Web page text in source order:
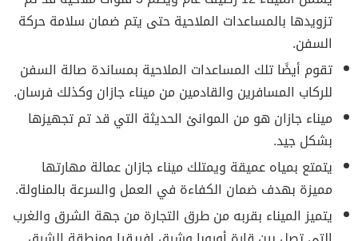
تزويدها بالمساعدات الملاحية حتى يتم ضمان سلامة حركة
السفن.
تقوم أيضًا تلك المساعدات الملاحية بمساندة صالة السفن
للركاب المسافرين والقادمين من ميناء جازان وكذلك فرسان.
ميناء جازان هو من الموانئ الحديثة التي قد تم تجهيزها
بشكل جيد.
يتمتع بمياه عميقة ويمتلك ميناء جازان عمالة مهارتها
مميزة بهدف ضمان الكفاءة في العمل والسرعة بالمناولة.
يتميز الميناء بقربه من طرق التجارة من جهة الشرق والغرب